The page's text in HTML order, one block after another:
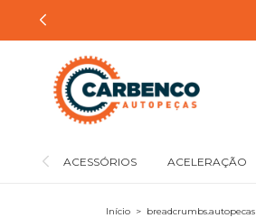
ACESSÓRIOS ACELERAÇÃO
Início > breadcrumbs.autopecas